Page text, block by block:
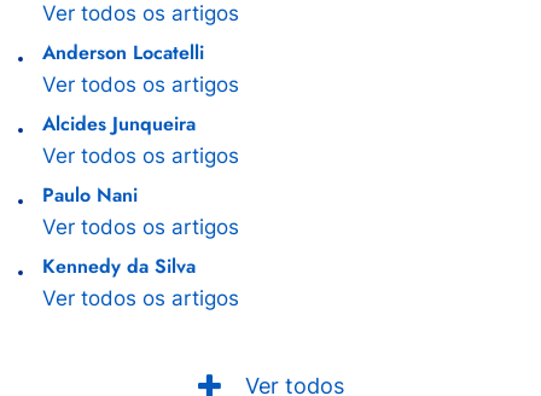
Ver todos os artigos
Anderson Locatelli
Ver todos os artigos
Alcides Junqueira
Ver todos os artigos
Paulo Nani
Ver todos os artigos
Kennedy da Silva
Ver todos os artigos
Ver todos